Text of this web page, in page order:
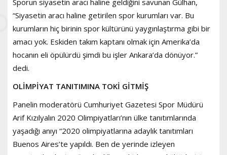
“Siyasetin aracı haline getirilen spor kurumları var. Bu
kurumların hiç birinin spor kültürünü yaygınlaştırma gibi bir
amacı yok. Eskiden takım kaptanı olmak için Amerika’da
hocanın eli öpülürdü şimdi bu işler Ankara’da dönüyor.”
dedi.
OLİMPİYAT TANITIMINA TOKİ GİTMİŞ
Panelin moderatörü Cumhuriyet Gazetesi Spor Müdürü
Arif Kızılyalın 2020 Olimpiyatları’nın ülke tanıtımlarında
yaşadığı anıyı “2020 olimpiyatlarına adaylık tanıtımları
Buenos Aires’te yapıldı. Ben de yerinde izleyen